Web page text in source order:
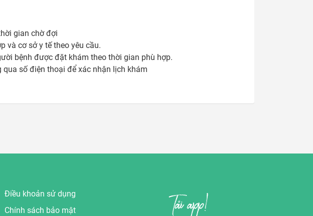
gian chờ đợi
và cơ sở y tế theo yêu cầu.
bệnh được đặt khám theo thời gian phù hợp.
Điều khoản sử dụng
Chính sách bảo mật